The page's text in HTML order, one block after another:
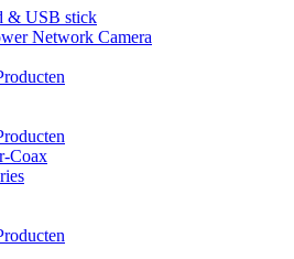
& USB stick
Network Camera
Coax